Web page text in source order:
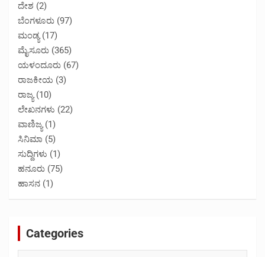
ದೇಶ (2)
ಬೆಂಗಳೂರು (97)
ಮಂಡ್ಯ(17)
ಮೈಸೂರು (365)
ಯಳಂದೂರು (67)
ರಾಜಕೀಯ (3)
ರಾಜ್ಯ(10)
ಲೇಖನಗಳು (22)
ವಾಣಿಜ್ಯ(1)
ಸಿನಿಮಾ (5)
ಸುದ್ದಿಗಳು (1)
ಹನೂರು (75)
ಹಾಸನ (1)
Categories